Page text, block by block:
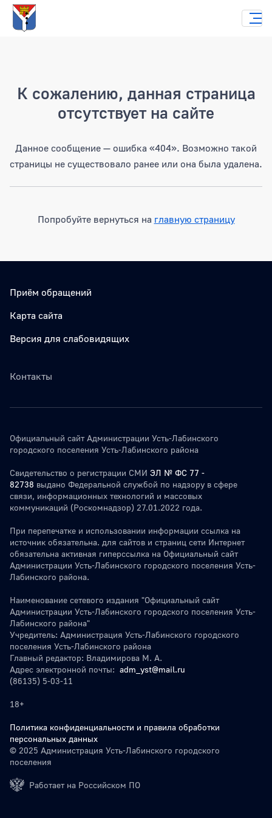
К сожалению, данная страница
отсутствует на сайте
Данное сообщение — ошибка «404». Возможно такой
страницы не существовало ранее или она была удалена.
Попробуйте вернуться на главную страницу
Приём обращений
Карта сайта
Версия для слабовидящих
Контакты
Официальный сайт Администрации Усть-Лабинского
городского поселения Усть-Лабинского района
Свидетельство о регистрации СМИ ЭЛ № ФС 77 -
82738 выдано Федеральной службой по надзору в сфере
связи, информационных технологий и массовых
коммуникаций (Роскомнадзор) 27.01.2022 года.
При перепечатке и использовании информации ссылка на
источник обязательна. для сайтов и страниц сети Интернет
обязательна активная гиперссылка на Официальный сайт
Администрации Усть-Лабинского городского поселения Усть-
Лабинского района.
Наименование сетевого издания "Официальный сайт
Администрации Усть-Лабинского городского поселения Усть-
Лабинского района"
Учредитель: Администрация Усть-Лабинского городского
поселения Усть-Лабинского района
Главный редактор: Владимирова М. А.
Адрес электронной почты: adm_yst@mail.ru
(86135) 5-03-11
18+
Политика конфиденциальности и правила обработки
персональных данных
© 2025 Администрация Усть-Лабинского городского
поселения
Работает на Российском ПО